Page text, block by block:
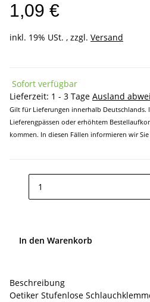
1,09 €
inkl. 19% USt. , zzgl. Versand
Sofort verfügbar
Lieferzeit: 1 - 3 Tage Ausland
Gilt für Lieferungen innerhalb Deutschlands.
Lieferengpässen oder erhöhtem
kommen. In diesen Fällen informieren wir
In den Warenkorb
Beschreibung
Oetiker Stufenlose